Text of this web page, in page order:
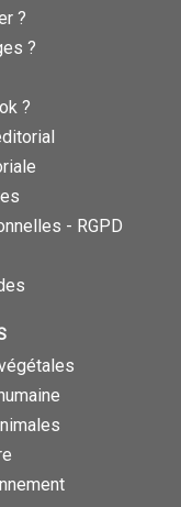
?
?
?
- RGPD